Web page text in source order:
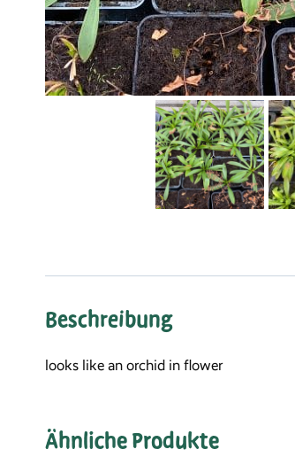
Beschreibung
looks like an orchid in flower
Ähnliche Produkte